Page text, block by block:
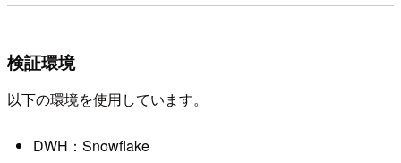
検証環境
以下の環境を使用しています。
DWH：Snowflake